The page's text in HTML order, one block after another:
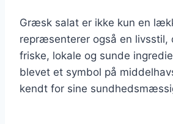
Græsk salat er ikke kun en
repræsenterer også en livsstil,
friske, lokale og sunde
blevet et symbol på
kendt for sine